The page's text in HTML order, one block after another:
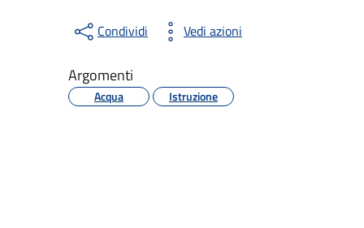
Condividi Vedi azioni
Argomenti
Acqua Istruzione